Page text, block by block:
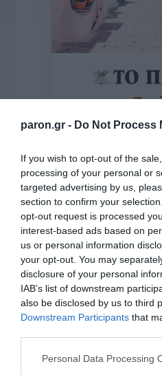
paron.gr - Do Not Process
If you wish to opt-out of the
processing of your personal or
targeted advertising by us,
section to confirm your
opt-out request is processed
interest-based ads based on
us or personal information
your opt-out. You may
disclosure of your personal
IAB’s list of downstream
also be disclosed by us to third
Downstream Participants that
Please note that this website/
Personal Data Processing
της
Οι άνθρωποι, οι
το ελληνικό
ΌΣΑ
ΓΙΑ ΤΟ
ΡΟΗ
ΡΥΘΜΙΣΤΗΣ
Πύρινη κόλαση και
– Του Ν.